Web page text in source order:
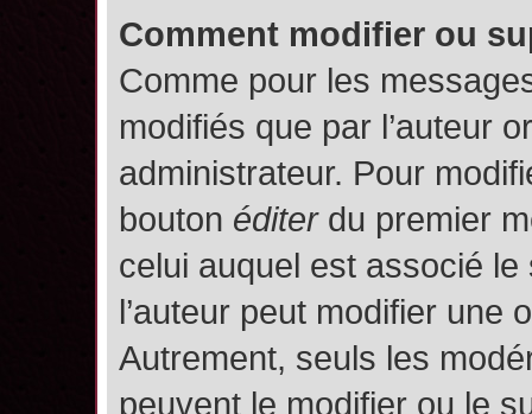
Comment modifier ou
Comme pour les
modifiés que par l’auteur
administrateur. Pour
bouton éditerdu premier
celui auquel est associé le
l’auteur peut modifier une
Autrement, seuls les
peuvent le modifier ou le